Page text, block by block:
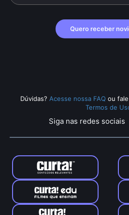
Quero receber
Dúvidas? Acesse nossa FAQ ou
Termos de
Siga nas redes sociais